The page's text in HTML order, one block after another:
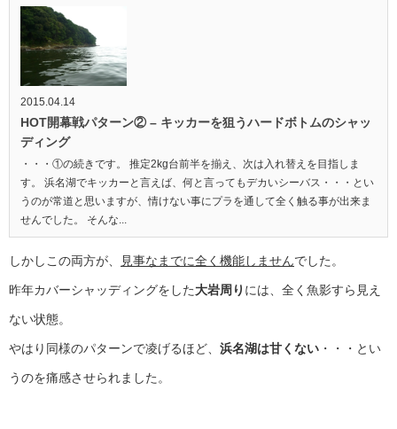
2015.04.14
HOT開幕戦パターン② – キッカーを狙うハードボトムのシャッ
ディング
・・・①の続きです。 推定2kg台前半を揃え、次は入れ替えを目指しま
す。 浜名湖でキッカーと言えば、何と言ってもデカいシーバス・・・とい
うのが常道と思いますが、情けない事にプラを通して全く触る事が出来ま
せんでした。 そんな...
しかしこの両方が、 見事なまでに全く機能しませんでした。
昨年カバーシャッディングをした大岩周り には、全く魚影すら見え
ない状態。
やはり同様のパターンで凌げるほど、 浜名湖は甘くない ・・・とい
うのを痛感させられました。